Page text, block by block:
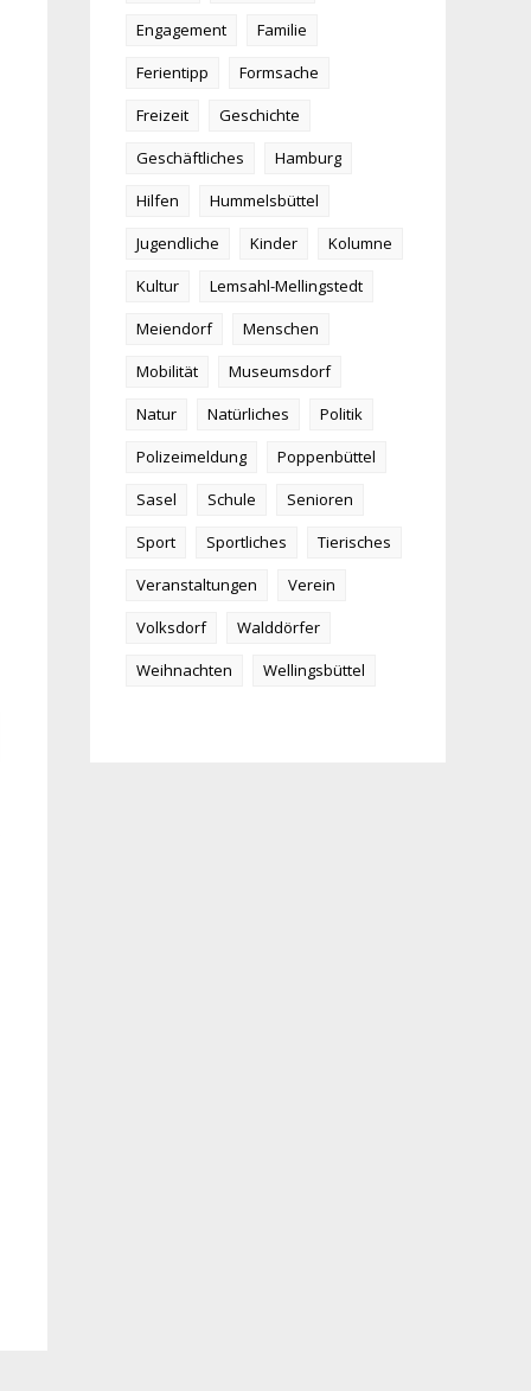
Engagement
Familie
Ferientipp
Formsache
Freizeit
Geschichte
Geschäftliches
Hamburg
Hilfen
Hummelsbüttel
Jugendliche
Kinder
Kolumne
Kultur
Lemsahl-Mellingstedt
Meiendorf
Menschen
Mobilität
Museumsdorf
Natur
Natürliches
Politik
Polizeimeldung
Poppenbüttel
Sasel
Schule
Senioren
Sport
Sportliches
Tierisches
Veranstaltungen
Verein
Volksdorf
Walddörfer
Weihnachten
Wellingsbüttel